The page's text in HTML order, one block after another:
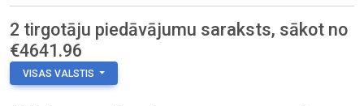
2 tirgotāju piedāvājumu saraksts, sākot no
€4641.96
VISAS VALSTIS